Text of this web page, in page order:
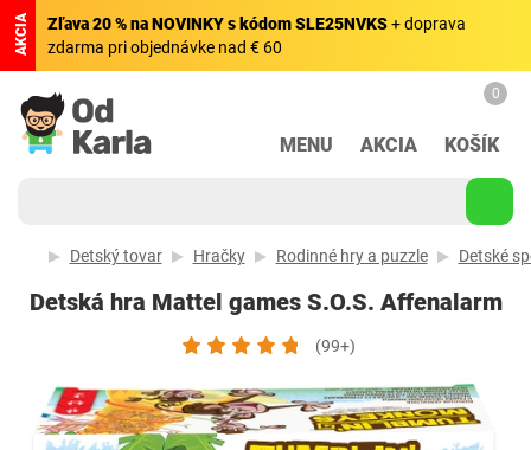
AKCIA Zľava 20 % na NOVINKY s kódom SLE25NVKS+ doprava
zdarma pri objednávke nad € 60
MENU AKCIA
0
KOŠÍK
Detský tovar Hračky Rodinné hry a puzzle Detské
Detská hra Mattel games S.O.S. Affenalarm
(99+)